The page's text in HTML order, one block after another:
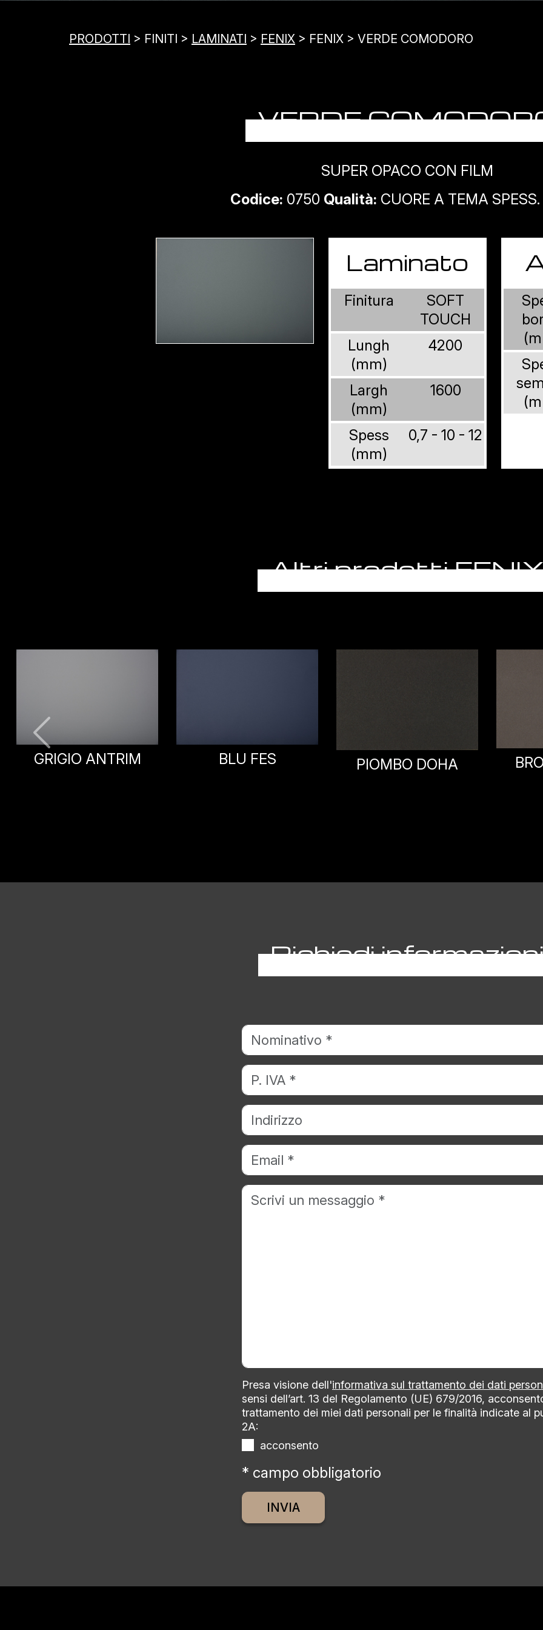
PRODOTTI > FINITI > LAMINATI > FENIX > FENIX > VERDE COMODORO
VERDE
SUPER OPACO CON FILM
Codice: 0750 Qualità: CUORE A TEMA SPESS.
Laminato
Finitura
SOFT
TOUCH
Lungh
(mm)
4200
Largh
(mm)
1600
Spess
(mm)
0,7 - 10 - 12
Altri prodotti
BLU FES PIOMBO DOHA BRONZO DOHA
Richiedi
Presa visione dell'informativa sul trattamento dei dati
sensi dell’art. 13 del Regolamento (UE) 679/2016,
trattamento dei miei dati personali per le finalità indicate al
2A:
acconsento
* campo obbligatorio